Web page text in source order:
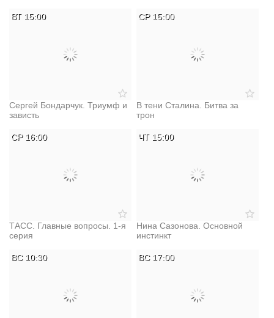
Сергей Бондарчук. Триумф и
зависть
ВТ 15:00
В тени Сталина. Битва за
трон
СР 15:00
ТАСС. Главные вопросы. 1-я
серия
СР 16:00
Нина Сазонова. Основной
инстинкт
ЧТ 15:00
ВС 10:30 ВС 17:00